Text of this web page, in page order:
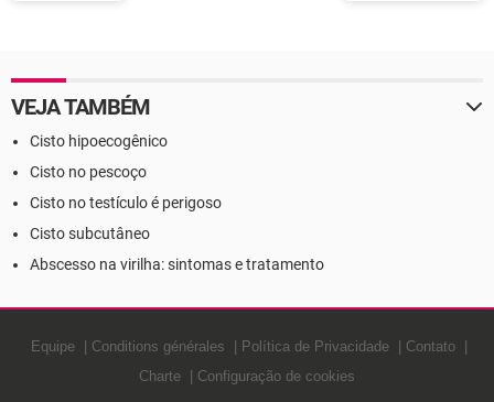
VEJA TAMBÉM
Cisto hipoecogênico
Cisto no pescoço
Cisto no testículo é perigoso
Cisto subcutâneo
Abscesso na virilha: sintomas e tratamento
Equipe Conditions générales Política de Privacidade
Contato
Charte
Configuração de cookies